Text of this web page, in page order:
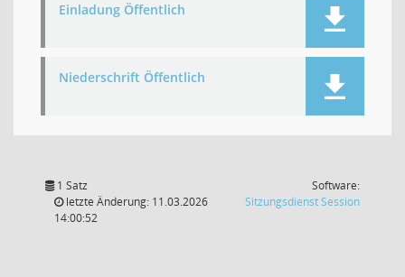
Einladung Öffentlich
Niederschrift Öffentlich
1 Satz
letzte Änderung: 11.03.2026
14:00:52
Software:
SitzungsdienstSession(Wird in